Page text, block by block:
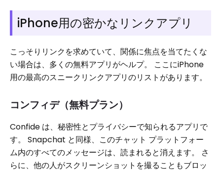
iPhone用の密かなリンクアプリ
こっそりリンクを求めていて、関係に焦点を当てたくな
い場合は、多くの無料アプリがヘルプ。 ここにiPhone
用の最高のスニークリンクアプリのリストがあります。
コンフィデ（無料プラン）
Confide は、秘密性とプライバシーで知られるアプリで
す。 Snapchat と同様、このチャット プラットフォー
ム内のすべてのメッセージは、読まれると消えます。 さ
らに、他の人がスクリーンショットを撮ることもブロッ